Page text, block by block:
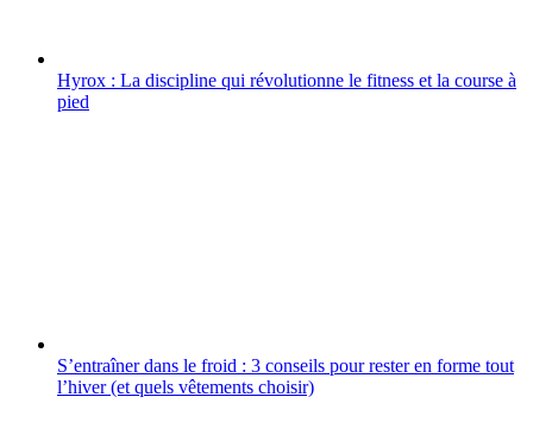
Hyrox : La discipline qui révolutionne le fitness et la course à
pied
S’entraîner dans le froid : 3 conseils pour rester en forme tout
l’hiver (et quels vêtements choisir)